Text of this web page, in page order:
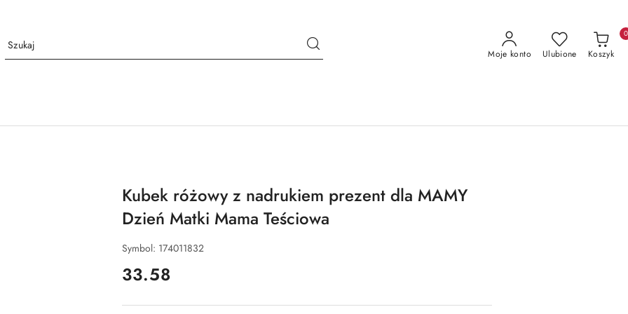
Moje konto Ulubione Koszyk
0
Kubek różowy z nadrukiem prezent dla MAMY
Dzień Matki Mama Teściowa
Symbol: 174011832
cena:
33.58